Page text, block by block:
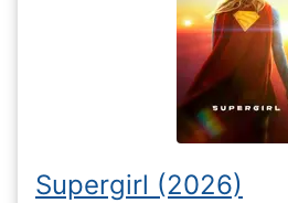
Supergirl (2026)